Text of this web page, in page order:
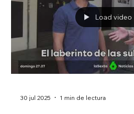
30 jul 2025 1 min de lectura
GO BRAVO EN
HABLAR DE DINERO